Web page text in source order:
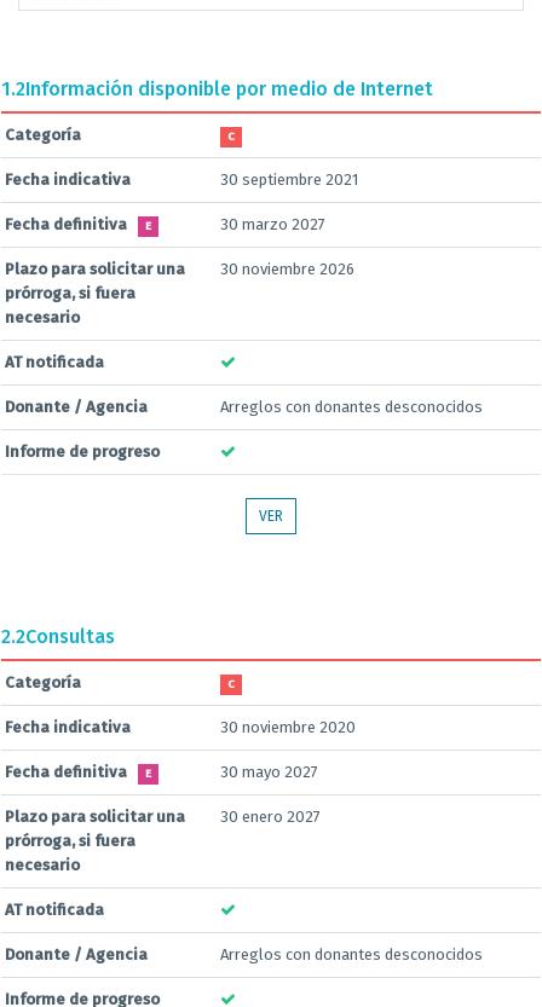
1.2Información disponible por medio de Internet
Categoría C
Fecha indicativa 30 septiembre 2021
Fecha definitiva E 30 marzo 2027
Plazo para solicitar una
prórroga, si fuera
necesario
30 noviembre 2026
AT notificada
Donante / Agencia Arreglos con donantes desconocidos
Informe de progreso
VER
2.2Consultas
Categoría C
Fecha indicativa 30 noviembre 2020
Fecha definitiva E 30 mayo 2027
Plazo para solicitar una
prórroga, si fuera
necesario
30 enero 2027
AT notificada
Donante / Agencia Arreglos con donantes desconocidos
Informe de progreso